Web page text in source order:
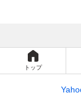
トップ